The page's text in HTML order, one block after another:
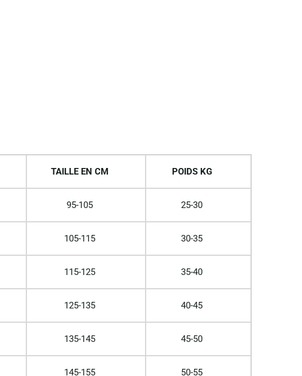
TAILLE EN CM POIDS KG
95-105 25-30
105-115 30-35
115-125 35-40
125-135 40-45
135-145 45-50
145-155 50-55